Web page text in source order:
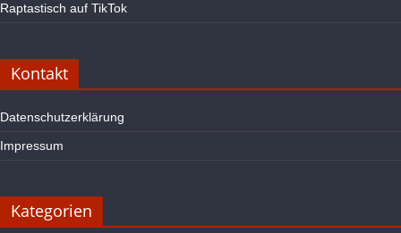
Raptastisch auf TikTok
Kontakt
Datenschutzerklärung
Impressum
Kategorien